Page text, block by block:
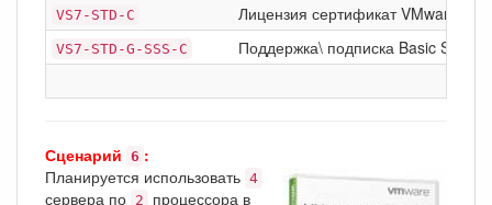
VS7-STD-C Лицензия сертификат VMware
VS7-STD-G-SSS-C Поддержка\ подписка Basic
Сценарий 6 :
Планируется использовать 4
сервера по 2
процессора в